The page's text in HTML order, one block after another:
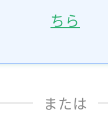
ちら
または